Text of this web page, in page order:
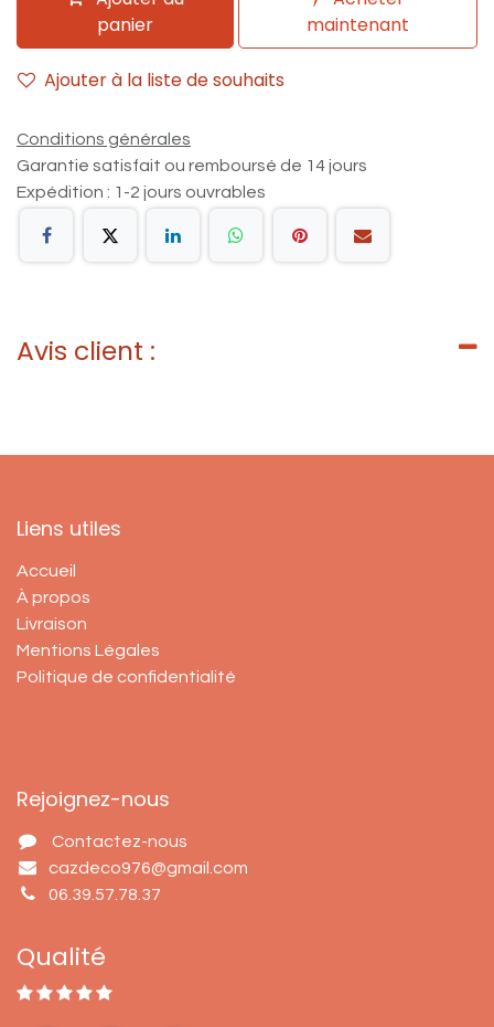
panier
maintenant
Ajouter à la liste de souhaits
Conditions générales
Garantie satisfait ou remboursé de 14 jours
Expédition : 1-2 jours ouvrables
Avis client :
Liens utiles
Accueil
À propos
Livraison
Mentions Légales
Politique de confidentialité
Rejoignez-nous
Contactez-nous
cazdeco976@gmail.com
06.39.57.78.37
Qualité